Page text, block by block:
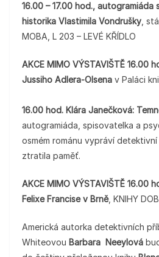
16.00 – 17.00 hod., autogramiáda
historika Vlastimila Vondrušky ,
MOBA, L 203 – LEVÉ KŘÍDLO
AKCE MIMO VÝSTAVIŠTĚ 16.00
Jussiho Adlera-Olsena v Paláci
16.00 hod. Klára Janečková:
autogramiáda, spisovatelka a
osmém románu vypráví
ztratila paměť.
AKCE MIMO VÝSTAVIŠTĚ 16.00
Felixe Francise v Brně, KNIHY
Americká autorka detektivních
Whiteovou Barbara Neeylová